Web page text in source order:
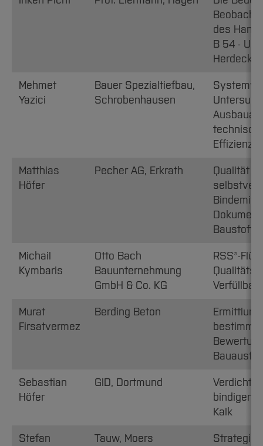
des
B 54 -
Mehmet
Yazici
Bauer Spezialtiefbau,
Schrobenhausen
Effizienz
Matthias
Höfer
Pecher AG, Erkrath
Qualität
Baustoffe
Michail
Kymbaris
Otto Bach
Bauunternehmung
GmbH & Co. KG
RSS®-
Murat
Firsatvermez
Berding Beton
Sebastian
Höfer
GID, Dortmund
bindigen
Kalk
Stefan
Tauw, Moers
Strategie